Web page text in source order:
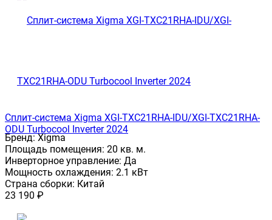
Сплит-система Xigma XGI-TXC21RHA-IDU/XGI-TXC21RHA-
ODU Turbocool Inverter 2024
Бренд:Xigma
Площадь помещения: 20 кв. м.
Инверторное управление: Да
Мощность охлаждения: 2.1 кВт
Страна сборки: Китай
23 190 ₽